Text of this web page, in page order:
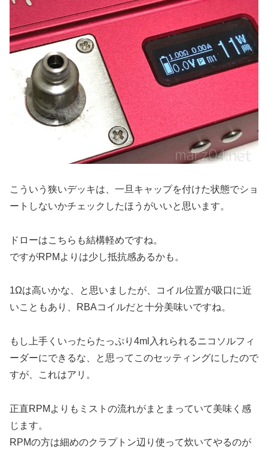
こういう狭いデッキは、一旦キャップを付けた状態でショ
ートしないかチェックしたほうがいいと思います。
ドローはこちらも結構軽めですね。
ですがRPMよりは少し抵抗感あるかも。
1Ωは高いかな、と思いましたが、コイル位置が吸口に近
いこともあり、RBAコイルだと十分美味いですね。
もし上手くいったらたっぷり4ml入れられるニコソルフィ
ーダーにできるな、と思ってこのセッティングにしたので
すが、これはアリ。
正直RPMよりもミストの流れがまとまっていて美味く感
じます。
RPMの方は細めのクラプトン辺り使って炊いてやるのが